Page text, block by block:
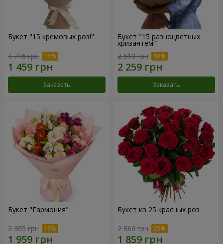
Букет "15 кремовых роз!"
1 716 грн
Заказать
Букет "15 разноцветных
хризантем!"
2 510 грн
Заказать
Букет "Гармония"
2 305 грн
Букет из 25 красных роз
2 860 грн